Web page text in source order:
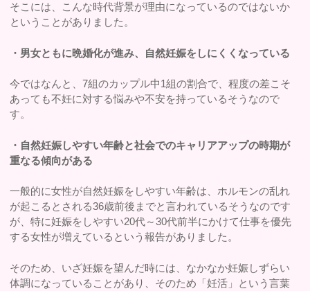
そこには、こんな時代背景が理由になっているのではないか
ということがありました。
・男女ともに晩婚化が進み、自然妊娠をしにくくなっている
今ではなんと、7組のカップル中1組の割合で、程度の差こそ
あっても不妊に対する悩みや不安を持っているそうなので
す。
・自然妊娠しやすい年齢と社会でのキャリアアップの時期が
重なる傾向がある
一般的に女性が自然妊娠をしやすい年齢は、ホルモンの乱れ
が起こるとされる36歳前後までと言われているそうなのです
が、特に妊娠をしやすい20代～30代前半にかけて仕事を優先
する女性が増えているという報告がありました。
そのため、いざ妊娠を望んだ時には、なかなか妊娠しずらい
体調になっていることがあり、そのため「妊活」という言葉